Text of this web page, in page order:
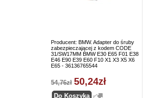
Producent: BMW. Adapter do śruby
zabezpieczającej z kodem CODE
31/SW17MM BMW E30 E65 F01 E38
E46 E90 E39 E60 F10 X1 X3 X5 X6
E65 - 36136765544
54,76zł 50,24zł